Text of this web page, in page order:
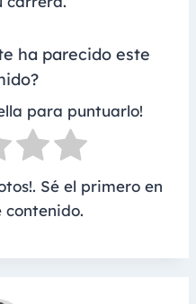
ha parecido este
para puntuarlo!
Sé el primero en
contenido.